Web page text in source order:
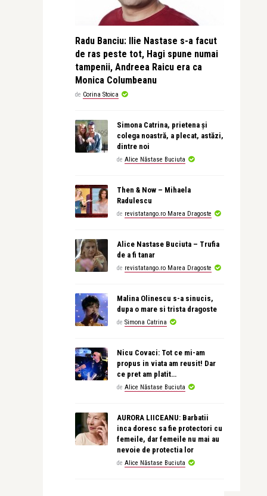
Radu Banciu: Ilie Nastase s-a facut
de ras peste tot, Hagi spune numai
tampenii, Andreea Raicu era ca
Monica Columbeanu
de Corina Stoica
Simona Catrina, prietena și
colega noastră, a plecat, astăzi,
dintre noi
de Alice Năstase Buciuta
Then & Now – Mihaela
Radulescu
de revistatango.ro Marea Dragoste
Alice Nastase Buciuta – Trufia
de a fi tanar
de revistatango.ro Marea Dragoste
Malina Olinescu s-a sinucis,
dupa o mare si trista dragoste
de Simona Catrina
Nicu Covaci: Tot ce mi-am
propus in viata am reusit! Dar
ce pret am platit…
de Alice Năstase Buciuta
AURORA LIICEANU: Barbatii
inca doresc sa fie protectori cu
femeile, dar femeile nu mai au
nevoie de protectia lor
de Alice Năstase Buciuta